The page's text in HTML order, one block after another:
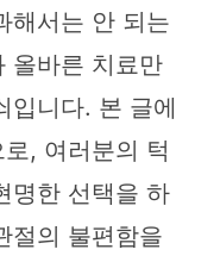
해서는 안 되는
올바른 치료만
입니다. 본 글에
, 여러분의 턱
명한 선택을 하
절의 불편함을